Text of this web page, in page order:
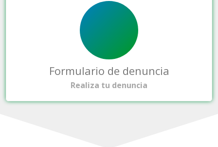
Formulario de denuncia
Realiza tu denuncia